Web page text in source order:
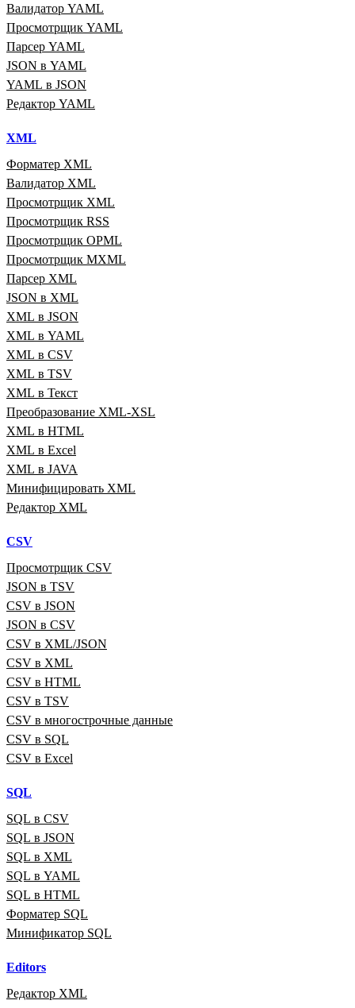
Валидатор YAML
Просмотрщик YAML
Парсер YAML
JSON в YAML
YAML в JSON
Редактор YAML
XML
Форматер XML
Валидатор XML
Просмотрщик XML
Просмотрщик RSS
Просмотрщик OPML
Просмотрщик MXML
Парсер XML
JSON в XML
XML в JSON
XML в YAML
XML в CSV
XML в TSV
XML в Текст
Преобразование XML‑XSL
XML в HTML
XML в Excel
XML в JAVA
Минифицировать XML
Редактор XML
CSV
Просмотрщик CSV
JSON в TSV
CSV в JSON
JSON в CSV
CSV в XML/JSON
CSV в XML
CSV в HTML
CSV в TSV
CSV в многострочные данные
CSV в SQL
CSV в Excel
SQL
SQL в CSV
SQL в JSON
SQL в XML
SQL в YAML
SQL в HTML
Форматер SQL
Минификатор SQL
Editors
Редактор XML